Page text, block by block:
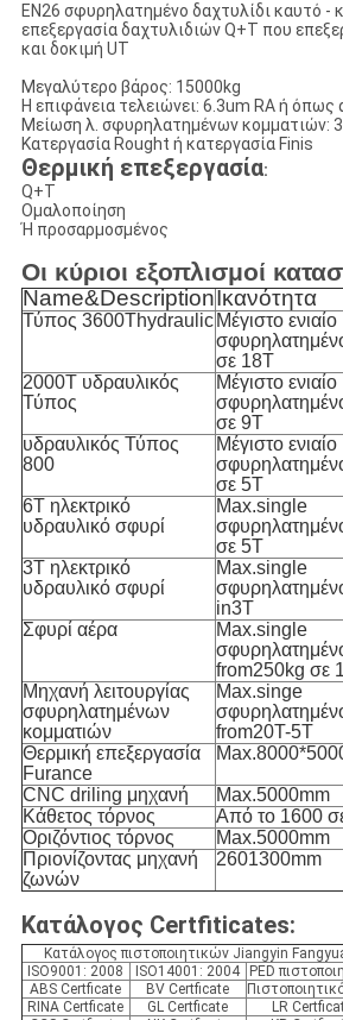
EN26 σφυρηλατημένο δαχτυλίδι καυτό -
επεξεργασία δαχτυλιδιών Q+T που
και δοκιμή UT
Μεγαλύτερο βάρος: 15000kg
Η επιφάνεια τελειώνει: 6.3um RA ή όπως
Μείωση λ. σφυρηλατημένων κομματιών:
Κατεργασία Rought ή κατεργασία Finis
Θερμική επεξεργασία:
Q+T
Ομαλοποίηση
Ή προσαρμοσμένος
Οι κύριοι εξοπλισμοί
Name&DescriptionΙκανότητα
Τύπος 3600Thydraulic Μέγιστο ενιαίο
σε 18T
2000T υδραυλικός
Τύπος
Μέγιστο ενιαίο
σε 9T
υδραυλικός Τύπος
800
Μέγιστο ενιαίο
σε 5T
6T ηλεκτρικό
υδραυλικό σφυρί
Max.single
σε 5T
3T ηλεκτρικό
υδραυλικό σφυρί
Max.single
in3T
Σφυρί αέρα
Max.single
from250kg σε
Μηχανή λειτουργίας
σφυρηλατημένων
κομματιών
Max.singe
from20T-5T
Θερμική επεξεργασία
Furance
CNC driling μηχανή Max.5000mm
Κάθετος τόρνος
Από το 1600
Οριζόντιος τόρνος
Max.5000mm
Πριονίζοντας μηχανή
ζωνών
2601300mm
Κατάλογος Certfiticates:
Κατάλογος πιστοποιητικών Jiangyin
ISO9001: 2008
ISO14001: 2004
PED
ABS Certficate
BV Certficate
RINA Certficate
GL Certficate
LR